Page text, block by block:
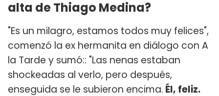
alta de Thiago Medina?
"Es un milagro, estamos todos muy felices",
comenzó la ex hermanita en diálogo con A
la Tarde y sumó:: "Las nenas estaban
shockeadas al verlo, pero después,
enseguida se le subieron encima. Él, feliz.